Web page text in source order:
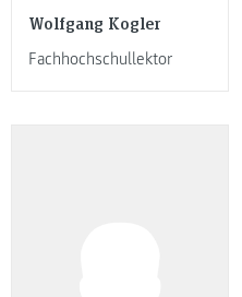
Wolfgang Kogler
Fachhochschullektor